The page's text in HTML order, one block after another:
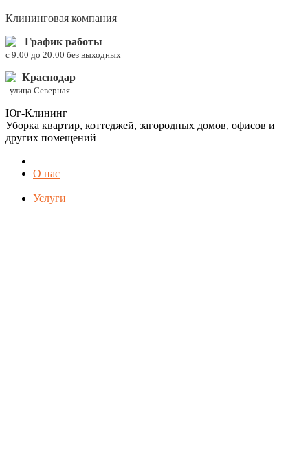
Клининговая компания
График работы
c 9:00 до 20:00 без выходных
Краснодар
улица Северная
Юг-Клининг
Уборка квартир, коттеджей, загородных домов, офисов и
других помещений
О нас
Услуги